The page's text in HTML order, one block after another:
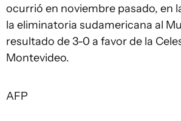
ocurrió en noviembre pasado, en
la eliminatoria sudamericana al
resultado de 3-0 a favor de la
Montevideo.
AFP